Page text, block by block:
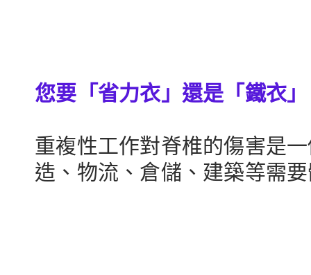
您要「省力衣」還是「鐵衣」
重複性工作對脊椎的傷害是
造、物流、倉儲、建築等需